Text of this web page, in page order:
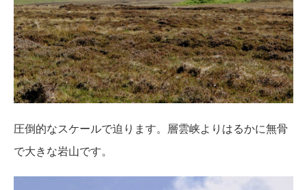
圧倒的なスケールで迫ります。層雲峡よりはるかに無骨
で大きな岩山です。